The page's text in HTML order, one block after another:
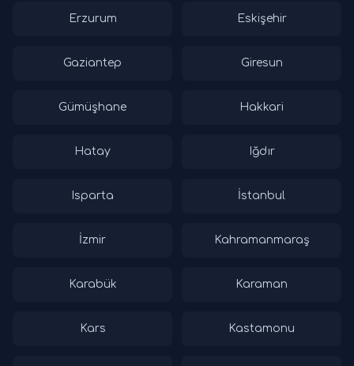
Erzurum Eskişehir
Gaziantep Giresun
Gümüşhane Hakkari
Hatay Iğdır
Isparta İstanbul
İzmir Kahramanmaraş
Karabük Karaman
Kars Kastamonu